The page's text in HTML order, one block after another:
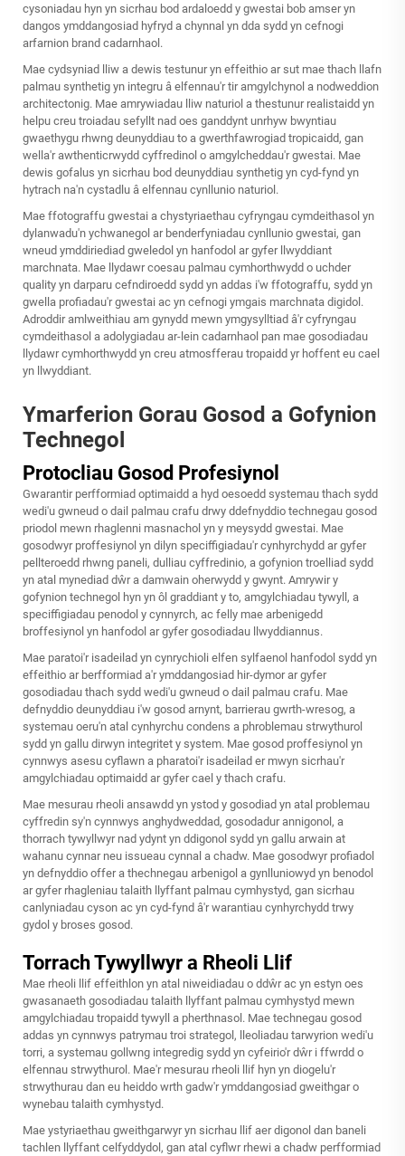
cysoniadau hyn yn sicrhau bod ardaloedd y gwestai bob amser yn
dangos ymddangosiad hyfryd a chynnal yn dda sydd yn cefnogi
arfarnion brand cadarnhaol.
Mae cydsyniad lliw a dewis testunur yn effeithio ar sut mae thach llafn
palmau synthetig yn integru â elfennau'r tir amgylchynol a nodweddion
architectonig. Mae amrywiadau lliw naturiol a thestunur realistaidd yn
helpu creu troiadau sefyllt nad oes ganddynt unrhyw bwyntiau
gwaethygu rhwng deunyddiau to a gwerthfawrogiad tropicaidd, gan
wella'r awthenticrwydd cyffredinol o amgylcheddau'r gwestai. Mae
dewis gofalus yn sicrhau bod deunyddiau synthetig yn cyd-fynd yn
hytrach na'n cystadlu â elfennau cynllunio naturiol.
Mae ffotograffu gwestai a chystyriaethau cyfryngau cymdeithasol yn
dylanwadu'n ychwanegol ar benderfyniadau cynllunio gwestai, gan
wneud ymddiriediad gweledol yn hanfodol ar gyfer llwyddiant
marchnata. Mae llydawr coesau palmau cymhorthwydd o uchder
quality yn darparu cefndiroedd sydd yn addas i'w ffotograffu, sydd yn
gwella profiadau'r gwestai ac yn cefnogi ymgais marchnata digidol.
Adroddir amlweithiau am gynydd mewn ymgysylltiad â'r cyfryngau
cymdeithasol a adolygiadau ar-lein cadarnhaol pan mae gosodiadau
llydawr cymhorthwydd yn creu atmosfferau tropaidd yr hoffent eu cael
yn llwyddiant.
Ymarferion Gorau Gosod a Gofynion
Technegol
Protocliau Gosod Profesiynol
Gwarantir perfformiad optimaidd a hyd oesoedd systemau thach sydd
wedi'u gwneud o dail palmau crafu drwy ddefnyddio technegau gosod
priodol mewn rhaglenni masnachol yn y meysydd gwestai. Mae
gosodwyr proffesiynol yn dilyn speciffigiadau'r cynhyrchydd ar gyfer
pellteroedd rhwng paneli, dulliau cyffredinio, a gofynion troelliad sydd
yn atal mynediad dŵr a damwain oherwydd y gwynt. Amrywir y
gofynion technegol hyn yn ôl graddiant y to, amgylchiadau tywyll, a
speciffigiadau penodol y cynnyrch, ac felly mae arbenigedd
broffesiynol yn hanfodol ar gyfer gosodiadau llwyddiannus.
Mae paratoi'r isadeilad yn cynrychioli elfen sylfaenol hanfodol sydd yn
effeithio ar berfformiad a'r ymddangosiad hir-dymor ar gyfer
gosodiadau thach sydd wedi'u gwneud o dail palmau crafu. Mae
defnyddio deunyddiau i'w gosod arnynt, barrierau gwrth-wresog, a
systemau oeru'n atal cynhyrchu condens a phroblemau strwythurol
sydd yn gallu dirwyn integritet y system. Mae gosod proffesiynol yn
cynnwys asesu cyflawn a pharatoi'r isadeilad er mwyn sicrhau'r
amgylchiadau optimaidd ar gyfer cael y thach crafu.
Mae mesurau rheoli ansawdd yn ystod y gosodiad yn atal problemau
cyffredin sy'n cynnwys anghydweddad, gosodadur annigonol, a
thorrach tywyllwyr nad ydynt yn ddigonol sydd yn gallu arwain at
wahanu cynnar neu issueau cynnal a chadw. Mae gosodwyr profiadol
yn defnyddio offer a thechnegau arbenigol a gynlluniowyd yn benodol
ar gyfer rhagleniau talaith llyffant palmau cymhystyd, gan sicrhau
canlyniadau cyson ac yn cyd-fynd â'r warantiau cynhyrchydd trwy
gydol y broses gosod.
Torrach Tywyllwyr a Rheoli Llif
Mae rheoli llif effeithlon yn atal niweidiadau o ddŵr ac yn estyn oes
gwasanaeth gosodiadau talaith llyffant palmau cymhystyd mewn
amgylchiadau tropaidd tywyll a pherthnasol. Mae technegau gosod
addas yn cynnwys patrymau troi strategol, lleoliadau tarwyrion wedi'u
torri, a systemau gollwng integredig sydd yn cyfeirio'r dŵr i ffwrdd o
elfennau strwythurol. Mae'r mesurau rheoli llif hyn yn diogelu'r
strwythurau dan eu heiddo wrth gadw'r ymddangosiad gweithgar o
wynebau talaith cymhystyd.
Mae ystyriaethau gweithgarwyr yn sicrhau llif aer digonol dan baneli
tachlen llyffant celfyddydol, gan atal cyflwr rhewi a chadw perfformiad